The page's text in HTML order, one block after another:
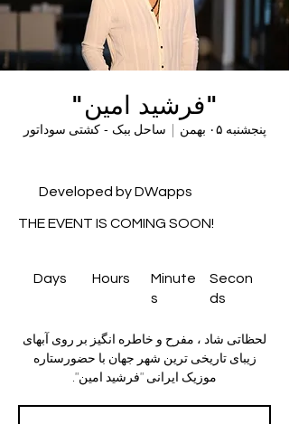
"فرشید امین"
پنجشنبه ۰۵ بهمن
  |
ساحل ببک - کشتی سوداتور
Secon
ds
Minute
s
Hours
Days
THE EVENT IS COMING SOON!
Developed by DWapps
لحظاتی شاد ، مفرح و خاطره انگیز بر روی آبهای
زیبای تاریخی ترین شهر جهان با حضورستاره
موزیک ایرانی "فرشید امین".